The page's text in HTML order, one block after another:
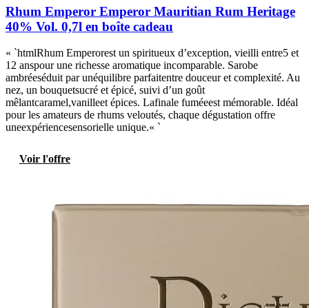
Rhum Emperor Emperor Mauritian Rum Heritage
40% Vol. 0,7l en boîte cadeau
« `htmlRhum Emperorest un spiritueux d’exception, vieilli entre5 et
12 anspour une richesse aromatique incomparable. Sarobe
ambréeséduit par unéquilibre parfaitentre douceur et complexité. Au
nez, un bouquetsucré et épicé, suivi d’un goût
mêlantcaramel,vanilleet épices. Lafinale fuméeest mémorable. Idéal
pour les amateurs de rhums veloutés, chaque dégustation offre
uneexpériencesensorielle unique.« `
Voir l'offre